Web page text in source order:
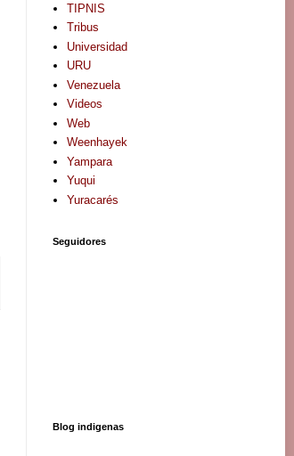
TIPNIS
Tribus
Universidad
URU
Venezuela
Videos
Web
Weenhayek
Yampara
Yuqui
Yuracarés
Seguidores
Blog indigenas